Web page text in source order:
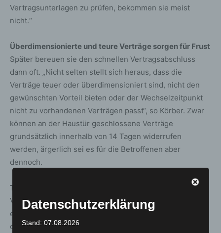
Vertragsunterlagen zu prüfen, bekommen sie meist
nicht.“
Überdimensionierte und teure Verträge sorgen für Frust
Später bereuen sie den schnellen Vertragsabschluss
dann oft. „Nicht selten stellt sich heraus, dass die
Verträge teuer oder überdimensioniert sind, nicht den
gewünschten Vorteil bieten oder der Wechselzeitpunkt
nicht zu vorhandenen Verträgen passt“, so Körber. Zwar
können an der Haustür geschlossene Verträge
grundsätzlich innerhalb von 14 Tagen widerrufen
werden, ärgerlich sei es für die Betroffenen aber
dennoch.
Tipps der Verbraucherzentrale Niedersachsen
Verbraucherinnen und Verbraucher sollten sich nie zu
einer sofortigen Unterschrift auf Papier oder Tablet
drängen lassen. „Für eine gute Vertragsbeziehung ist es
Datenschutzerklärung
Stand: 07.08.2026